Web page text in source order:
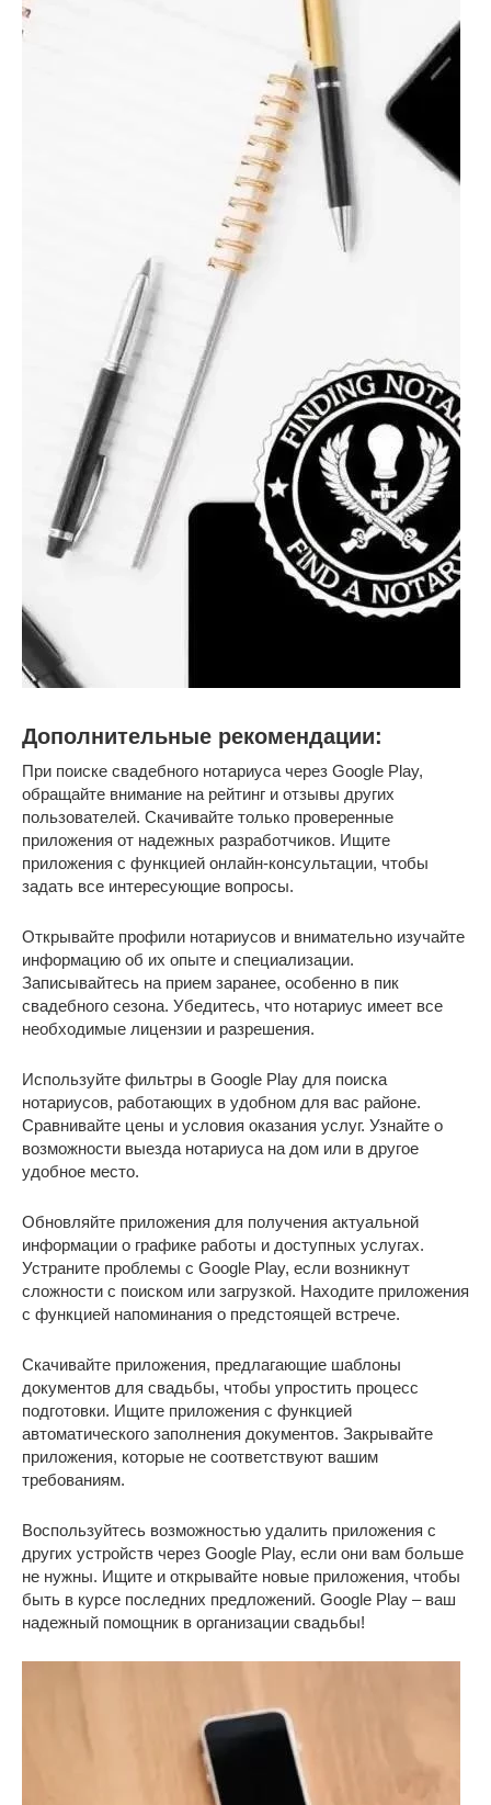
Дополнительные рекомендации:
При поиске свадебного нотариуса через Google Play,
обращайте внимание на рейтинг и отзывы других
пользователей. Скачивайте только проверенные
приложения от надежных разработчиков. Ищите
приложения с функцией онлайн-консультации, чтобы
задать все интересующие вопросы.
Открывайте профили нотариусов и внимательно изучайте
информацию об их опыте и специализации.
Записывайтесь на прием заранее, особенно в пик
свадебного сезона. Убедитесь, что нотариус имеет все
необходимые лицензии и разрешения.
Используйте фильтры в Google Play для поиска
нотариусов, работающих в удобном для вас районе.
Сравнивайте цены и условия оказания услуг. Узнайте о
возможности выезда нотариуса на дом или в другое
удобное место.
Обновляйте приложения для получения актуальной
информации о графике работы и доступных услугах.
Устраните проблемы с Google Play, если возникнут
сложности с поиском или загрузкой. Находите приложения
с функцией напоминания о предстоящей встрече.
Скачивайте приложения, предлагающие шаблоны
документов для свадьбы, чтобы упростить процесс
подготовки. Ищите приложения с функцией
автоматического заполнения документов. Закрывайте
приложения, которые не соответствуют вашим
требованиям.
Воспользуйтесь возможностью удалить приложения с
других устройств через Google Play, если они вам больше
не нужны. Ищите и открывайте новые приложения, чтобы
быть в курсе последних предложений. Google Play – ваш
надежный помощник в организации свадьбы!